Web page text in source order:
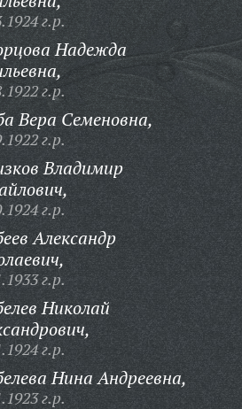
г.р.
Надежда
г.р.
Вера Семеновна,
г.р.
Владимир
г.р.
Александр
г.р.
Николай
г.р.
Нина Андреевна,
г.р.